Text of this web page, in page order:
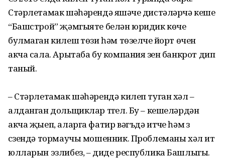
Стәрлетамак шәһәрендә яшәүче дистәләрчә кеше
“Башстрой” җәмгыяте белән юридик көче
булмаган килешү төзи һәм төзелүче йорт өчен
акча сала. Арытаба бу компания үзен банкрот дип
таный.
– Стәрлетамак шәһәрендә килеп туган хәл –
алданган дольщиклар түгел. Бу – кешеләрдән
акча җыеп, аларга фатир вәгъдә итүче һәм үз
сүзендә тормаучы мошенник. Проблеманы хәл итү
юлларын эзлибез, – диде республика Башлыгы.